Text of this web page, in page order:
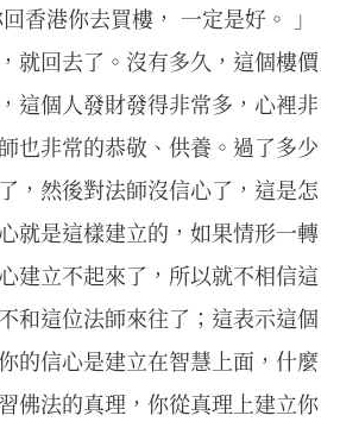
香港你去買樓， 一定是好。 」
就回去了。沒有多久，這個樓價
這個人發財發得非常多，心裡非
也非常的恭敬、供養。過了多少
，然後對法師沒信心了，這是怎
就是這樣建立的，如果情形一轉
建立不起來了，所以就不相信這
和這位法師來往了；這表示這個
的信心是建立在智慧上面，什麼
佛法的真理，你從真理上建立你